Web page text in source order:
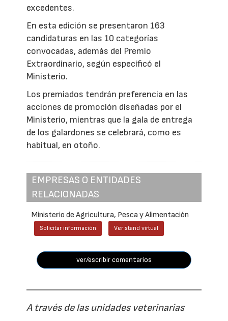
excedentes.
En esta edición se presentaron 163
candidaturas en las 10 categorías
convocadas, además del Premio
Extraordinario, según especificó el
Ministerio.
Los premiados tendrán preferencia en las
acciones de promoción diseñadas por el
Ministerio, mientras que la gala de entrega
de los galardones se celebrará, como es
habitual, en otoño.
EMPRESAS O ENTIDADES
RELACIONADAS
Ministerio de Agricultura, Pesca y Alimentación
Solicitar información Ver stand virtual
ver/escribir comentarios
A través de las unidades veterinarias